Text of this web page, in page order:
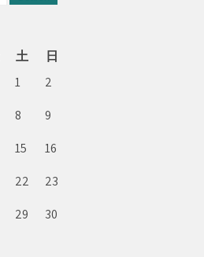
土
日
1
2
8
9
15
16
22
23
29
30